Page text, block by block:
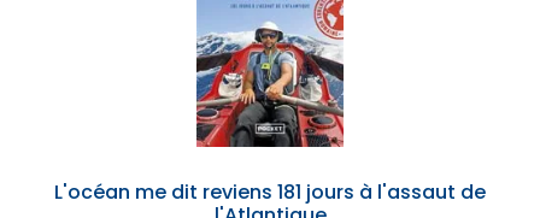
L'océan me dit reviens 181 jours à l'assaut de